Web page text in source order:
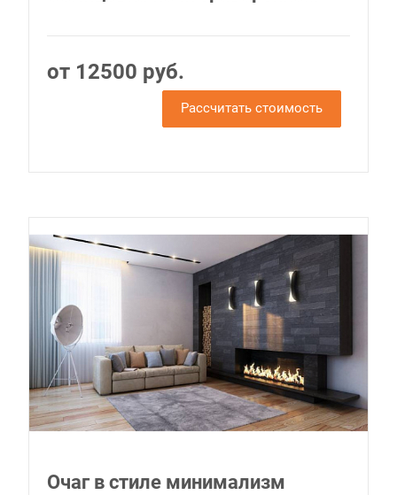
от 12500 руб.
Рассчитать стоимость
Очаг в стиле минимализм